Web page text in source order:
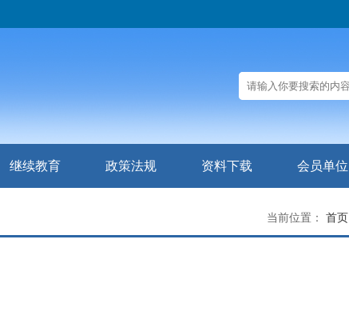
继续教育 政策法规 资料下载 会员单位
当前位置： 首页